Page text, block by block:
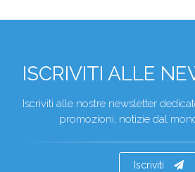
ISCRIVITI ALLE
Iscriviti alle nostre newsletter
promozioni, notizie dal
Iscriviti